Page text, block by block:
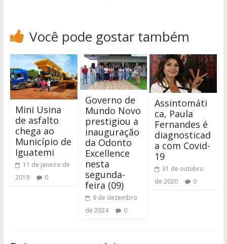
Você pode gostar também
Mini Usina
de asfalto
chega ao
Município de
Iguatemi
11 de janeiro de
2019
0
Governo de
Mundo Novo
prestigiou a
inauguração
da Odonto
Excellence
nesta
segunda-
feira (09)
9 de dezembro
de 2024
0
Assintomáti
ca, Paula
Fernandes é
diagnosticad
a com Covid-
19
31 de outubro
de 2020
0